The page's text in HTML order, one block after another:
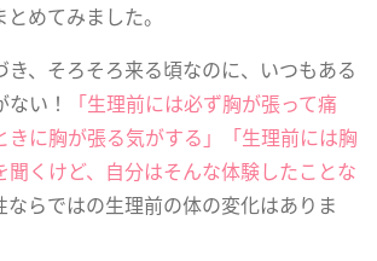
めてみました。
き、そろそろ来る頃なのに、いつもある
い！
「生理前には必ず胸が張って痛
に胸が張る気がする」「生理前には胸
聞くけど、自分はそんな体験したことな
ならではの生理前の体の変化はありま